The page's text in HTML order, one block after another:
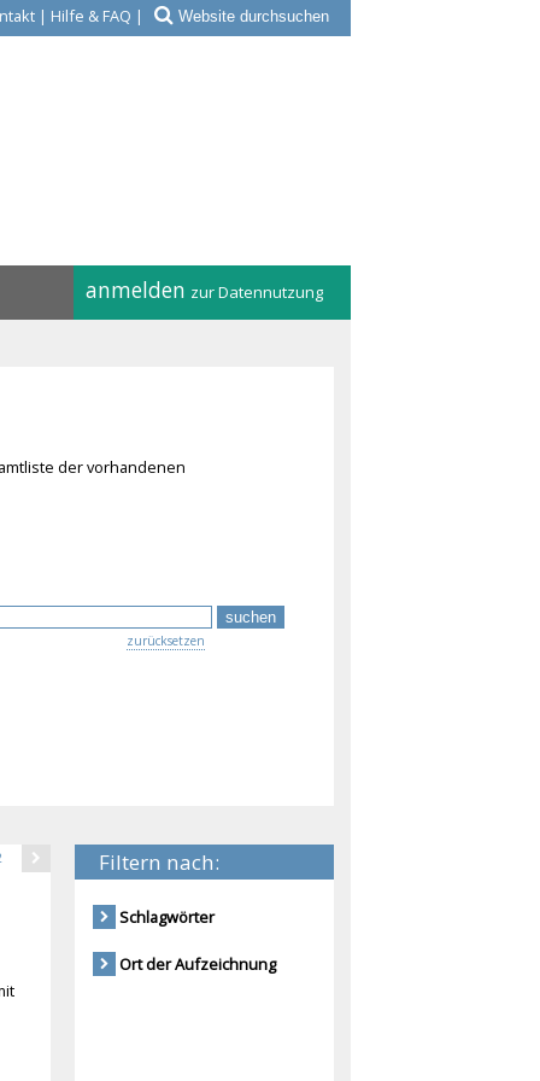
| Hilfe & FAQ |
anmelden zur Datennutzung
der vorhandenen
zurücksetzen
Filtern nach:
Schlagwörter
Ort der Aufzeichnung